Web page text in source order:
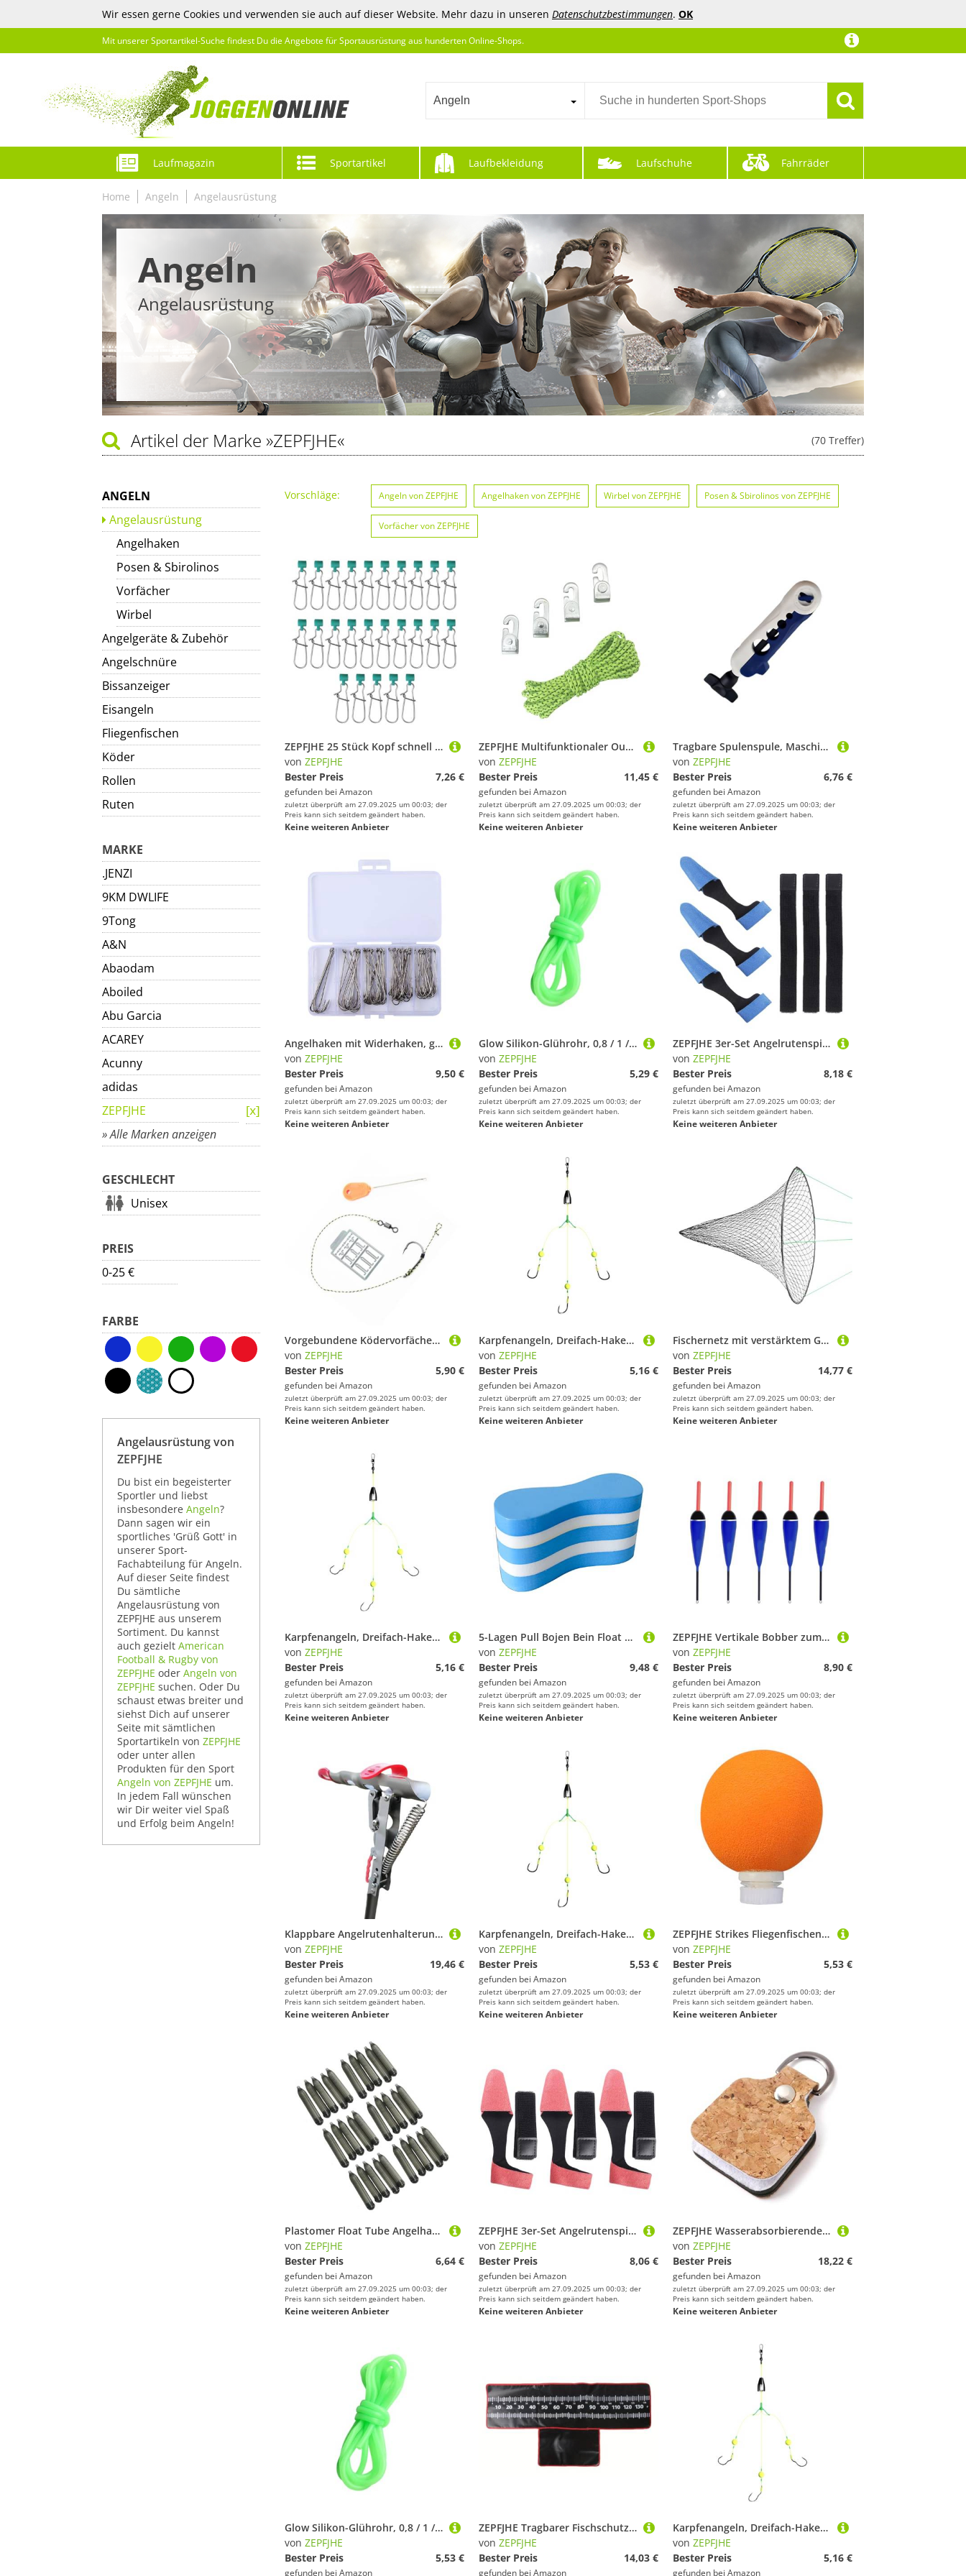
Wir essen gerne Cookies und verwenden sie auch auf dieser Website. Mehr dazu in unseren Datenschutzbestimmungen. OK
Mit unserer Sportartikel-Suche findest Du die Angebote für Sportausrüstung aus hunderten Online-Shops.
Angeln
Laufmagazin Sportartikel Laufbekleidung Laufschuhe Fahrräder
Home Angeln Angelausrüstung
Angeln
Angelausrüstung
(70 Treffer)
Artikel der Marke »ZEPFJHE«
ANGELN
Angelausrüstung
Angelhaken
Posen & Sbirolinos
Vorfächer
Wirbel
Angelgeräte & Zubehör
Angelschnüre
Bissanzeiger
Eisangeln
Fliegenfischen
Köder
Rollen
Ruten
MARKE
.JENZI
9KM DWLIFE
9Tong
A&N
Abaodam
Aboiled
Abu Garcia
ACAREY
Acunny
adidas
ZEPFJHE
» Alle Marken anzeigen
GESCHLECHT
Unisex
PREIS
0-25 €
FARBE
Angelausrüstung von
ZEPFJHE
Du bist ein begeisterter
Sportler und liebst
insbesondere Angeln?
Dann sagen wir ein
sportliches 'Grüß Gott' in
unserer Sport-
Fachabteilung für Angeln.
Auf dieser Seite findest
Du sämtliche
Angelausrüstung von
ZEPFJHE aus unserem
Sortiment. Du kannst
auch gezielt American
Football & Rugby von
ZEPFJHE oder Angeln von
ZEPFJHE suchen. Oder Du
schaust etwas breiter und
siehst Dich auf unserer
Seite mit sämtlichen
Sportartikeln von ZEPFJHE
oder unter allen
Produkten für den Sport
Angeln von ZEPFJHE um.
In jedem Fall wünschen
wir Dir weiter viel Spaß
und Erfolg beim Angeln!
Vorschläge: Angeln von ZEPFJHE Angelhaken von ZEPFJHE Wirbel von ZEPFJHE Posen & Sbirolinos von ZEPFJHE
Vorfächer von ZEPFJHE
ZEPFJHE 25 Stück Kopf schnell befestigen Angelclip hängende Köder Pin Edelstahl Schnur Sinker Schnapp Heavy Duty Sinker Slider Wirbel Snap für Angelzubehör
von ZEPFJHE
Bester Preis
7,26 €
gefunden bei Amazon
zuletzt überprüft am 27.09.2025 um 00:03; der
Preis kann sich seitdem geändert haben.
Keine weiteren Anbieter
ZEPFJHE Multifunktionaler Outdoor-Clip, automatische Verriegelung, langlebig, kompakt, ergonomisch, für Wandern, Camping, Ausrüstung, Mehrzweck-Outdoor-Clip
von ZEPFJHE
Bester Preis
11,45 €
gefunden bei Amazon
zuletzt überprüft am 27.09.2025 um 00:03; der
Preis kann sich seitdem geändert haben.
Keine weiteren Anbieter
Tragbare Spulenspule, Maschine, leicht, Angelwickler, Baitcast, rotierende Spulen, Angelzubehör, Drahtwechsler Ausrüstung
von ZEPFJHE
Bester Preis
6,76 €
gefunden bei Amazon
zuletzt überprüft am 27.09.2025 um 00:03; der
Preis kann sich seitdem geändert haben.
Keine weiteren Anbieter
Angelhaken mit Widerhaken, gerader langer Schaft, mehrere Größen, für Barsch, Forelle, Salzwasser, Salzwasser, Angelhaken, 70 Stück
von ZEPFJHE
Bester Preis
9,50 €
gefunden bei Amazon
zuletzt überprüft am 27.09.2025 um 00:03; der
Preis kann sich seitdem geändert haben.
Keine weiteren Anbieter
Glow Silikon-Glührohr, 0,8 / 1 / ,2 / ,5 / ,8 / 2 mm, Angelhaken, Angelhaken, weiche Schnur, Werkzeug
von ZEPFJHE
Bester Preis
5,29 €
gefunden bei Amazon
zuletzt überprüft am 27.09.2025 um 00:03; der
Preis kann sich seitdem geändert haben.
Keine weiteren Anbieter
ZEPFJHE 3er-Set Angelrutenspitzen und Ruten-Krawattenhülsen, Schutzetui, Befestigungsgurt, Handschuh, Outdoor-Ausrüstung
von ZEPFJHE
Bester Preis
8,18 €
gefunden bei Amazon
zuletzt überprüft am 27.09.2025 um 00:03; der
Preis kann sich seitdem geändert haben.
Keine weiteren Anbieter
Vorgebundene Ködervorfächer 2#/4#/6#/8# mit geflochtener Schnur, Haken, Wirbel, Boilie-Stop-Nadel, Angelausrüstung
von ZEPFJHE
Bester Preis
5,90 €
gefunden bei Amazon
zuletzt überprüft am 27.09.2025 um 00:03; der
Preis kann sich seitdem geändert haben.
Keine weiteren Anbieter
Karpfenangeln, Dreifach-Haken, Rig, Aufhängung, Anti-Unterteil, Wirbel, Verbindungsstücke, Hair-Rigs, Köder, umgekehrter Angelhaken
von ZEPFJHE
Bester Preis
5,16 €
gefunden bei Amazon
zuletzt überprüft am 27.09.2025 um 00:03; der
Preis kann sich seitdem geändert haben.
Keine weiteren Anbieter
Fischernetz mit verstärktem Griff, große Öffnungen, Schlägerschnur, Krabben, automatisch, zusammenklappbar, schwere Ausrüstung
von ZEPFJHE
Bester Preis
14,77 €
gefunden bei Amazon
zuletzt überprüft am 27.09.2025 um 00:03; der
Preis kann sich seitdem geändert haben.
Keine weiteren Anbieter
Karpfenangeln, Dreifach-Haken, Rig, Aufhängung, Anti-Unterteil, Wirbel, Verbindungsstücke, Hair-Rigs, Köder, umgekehrter Angelhaken
von ZEPFJHE
Bester Preis
5,16 €
gefunden bei Amazon
zuletzt überprüft am 27.09.2025 um 00:03; der
Preis kann sich seitdem geändert haben.
Keine weiteren Anbieter
5-Lagen Pull Bojen Bein Float Schwimmbojen Hilfsmittel Ausrüstung Pool Training Tool Für Stength Boje Hilfe Für Anfänger
von ZEPFJHE
Bester Preis
9,48 €
gefunden bei Amazon
zuletzt überprüft am 27.09.2025 um 00:03; der
Preis kann sich seitdem geändert haben.
Keine weiteren Anbieter
ZEPFJHE Vertikale Bobber zum Angeln, 13 cm - 14,5 cm, Outdoor-Ausrüstung, Zubehör, verstellbarer Auftrieb, Angel-Bobber, 5 Stück
von ZEPFJHE
Bester Preis
8,90 €
gefunden bei Amazon
zuletzt überprüft am 27.09.2025 um 00:03; der
Preis kann sich seitdem geändert haben.
Keine weiteren Anbieter
Klappbare Angelrutenhalterungen mit rutschfester Basis, langlebig, Outdoor-Ausrüstung, hohe Empfindlichkeit, Angelauslöser
von ZEPFJHE
Bester Preis
19,46 €
gefunden bei Amazon
zuletzt überprüft am 27.09.2025 um 00:03; der
Preis kann sich seitdem geändert haben.
Keine weiteren Anbieter
Karpfenangeln, Dreifach-Haken, Rig, Aufhängung, Anti-Unterteil, Wirbel, Verbindungsstücke, Hair-Rigs, Köder, umgekehrter Angelhaken
von ZEPFJHE
Bester Preis
5,53 €
gefunden bei Amazon
zuletzt überprüft am 27.09.2025 um 00:03; der
Preis kann sich seitdem geändert haben.
Keine weiteren Anbieter
ZEPFJHE Strikes Fliegenfischen Pose Forellen Casting Drift Bobbers Bojen Fliegenfischen Auftriebsgerät Drift Float Indikatoren Einfach Zu Bedienen Für Bootausrüstung
von ZEPFJHE
Bester Preis
5,53 €
gefunden bei Amazon
zuletzt überprüft am 27.09.2025 um 00:03; der
Preis kann sich seitdem geändert haben.
Keine weiteren Anbieter
Plastomer Float Tube Angelhaken Zubehör mit Bohrwiderstand zum Untertauchen von Ködern Stabilität Karpfen Angeln Schwimmrohr 30 Stück
von ZEPFJHE
Bester Preis
6,64 €
gefunden bei Amazon
zuletzt überprüft am 27.09.2025 um 00:03; der
Preis kann sich seitdem geändert haben.
Keine weiteren Anbieter
ZEPFJHE 3er-Set Angelrutenspitzen und Ruten-Krawattenhülsen, Schutzetui, Befestigungsgurt, Handschuh, Outdoor-Ausrüstung
von ZEPFJHE
Bester Preis
8,06 €
gefunden bei Amazon
zuletzt überprüft am 27.09.2025 um 00:03; der
Preis kann sich seitdem geändert haben.
Keine weiteren Anbieter
ZEPFJHE Wasserabsorbierende Angelschnur, glatter Reiniger, kompakte Schnur für Fliegenzubehör, multifunktionales Vorfach
von ZEPFJHE
Bester Preis
18,22 €
gefunden bei Amazon
zuletzt überprüft am 27.09.2025 um 00:03; der
Preis kann sich seitdem geändert haben.
Keine weiteren Anbieter
Glow Silikon-Glührohr, 0,8 / 1 / ,2 / ,5 / ,8 / 2 mm, Angelhaken, Angelhaken, weiche Schnur, Werkzeug
von ZEPFJHE
Bester Preis
5,53 €
gefunden bei Amazon
ZEPFJHE Tragbarer Fischschutz, 140 x 35 cm, Landematte zum Angeln, Abhakmatte, Outdoor-Angelwerkzeug, Ausrüstung für Angler, Pad
von ZEPFJHE
Bester Preis
14,03 €
gefunden bei Amazon
Karpfenangeln, Dreifach-Haken, Rig, Aufhängung, Anti-Unterteil, Wirbel, Verbindungsstücke, Hair-Rigs, Köder, umgekehrter Angelhaken
von ZEPFJHE
Bester Preis
5,16 €
gefunden bei Amazon